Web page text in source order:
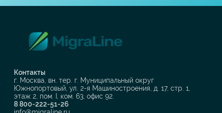
Контакты
г. Москва, вн. тер. г. Муниципальный округ
Южнопортовый, ул. 2-я Машиностроения, д. 17, стр. 1,
этаж 2, пом. I, ком. 63, офис 92.
8 800-222-51-26